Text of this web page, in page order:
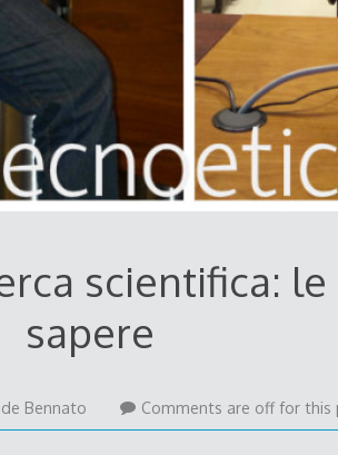
scientifica: le
sapere
Bennato Comments are off for this